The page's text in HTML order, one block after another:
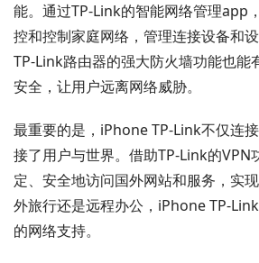
能。通过TP-Link的智能网络管理app
控和控制家庭网络，管理连接设备和
TP-Link路由器的强大防火墙功能也能
安全，让用户远离网络威胁。
最重要的是，iPhone TP-Link不仅连
接了用户与世界。借助TP-Link的VPN
定、安全地访问国外网站和服务，实
外旅行还是远程办公，iPhone TP-
的网络支持。